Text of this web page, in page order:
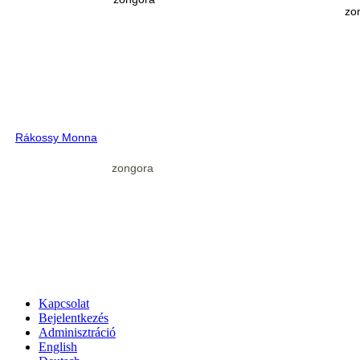
Rákossy Monna
zongora
Kapcsolat
Bejelentkezés
Adminisztráció
English